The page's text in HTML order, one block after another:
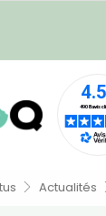
Actualités